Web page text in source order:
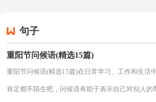
句子
重阳节问候语(精选15篇)
重阳节问候语(精选15篇)在日常学习、工作和生活
肯定都不陌生吧，问候语有助于表示自己对别人的